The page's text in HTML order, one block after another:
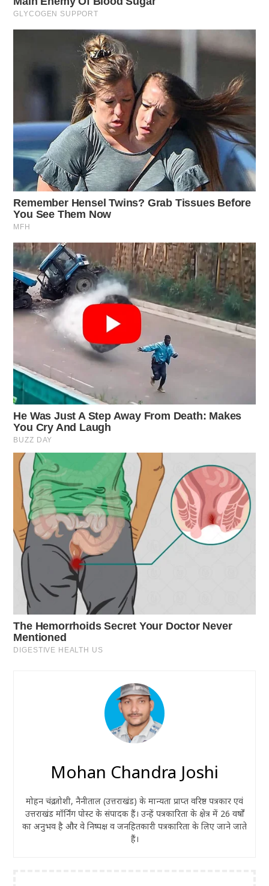
Mohan Chandra Joshi
मोहन चंद्र जोशी, नैनीताल (उत्तराखंड) के मान्यता प्राप्त वरिष्ठ पत्रकार एवं
उत्तराखंड मॉर्निंग पोस्ट के संपादक हैं। उन्हें पत्रकारिता के क्षेत्र में 26 वर्षों
का अनुभव है और वे निष्पक्ष व जनहितकारी पत्रकारिता के लिए जाने जाते
हैं।